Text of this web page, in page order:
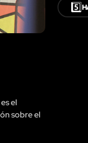
el
sobre el
5️⃣